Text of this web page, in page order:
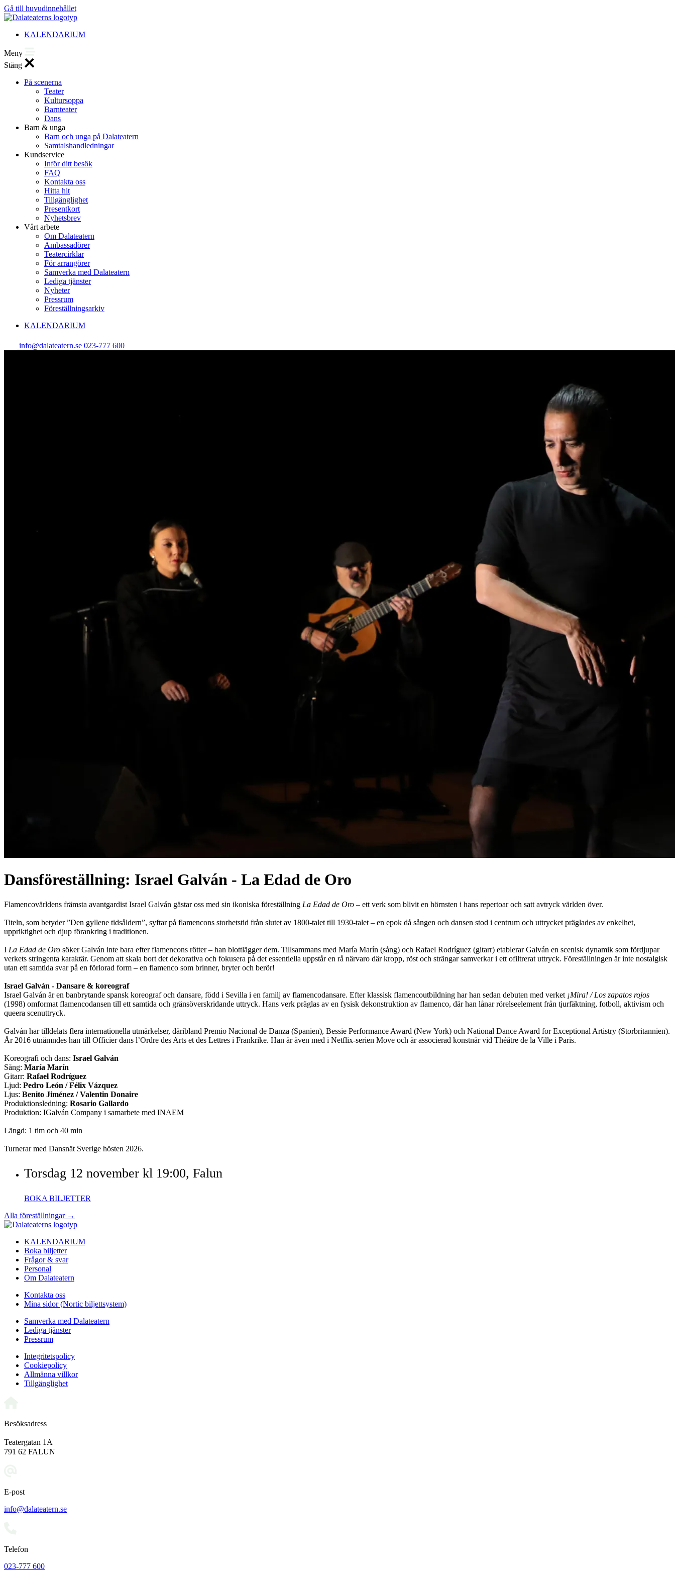
Gå till huvudinnehållet
KALENDARIUM
Meny
Stäng
På scenerna
Teater
Kultursoppa
Barnteater
Dans
Barn & unga
Barn och unga på Dalateatern
Samtalshandledningar
Kundservice
Inför ditt besök
FAQ
Kontakta oss
Hitta hit
Tillgänglighet
Presentkort
Nyhetsbrev
Vårt arbete
Om Dalateatern
Ambassadörer
Teatercirklar
För arrangörer
Samverka med Dalateatern
Lediga tjänster
Nyheter
Pressrum
Föreställningsarkiv
KALENDARIUM
info@dalateatern.se 023-777 600
Dansföreställning: Israel Galván - La Edad de Oro
Flamencovärldens främsta avantgardist Israel Galván gästar oss med sin ikoniska föreställning La Edad de Oro – ett verk som blivit en hörnsten i hans repertoar och satt avtryck världen över.
Titeln, som betyder ”Den gyllene tidsåldern”, syftar på flamencons storhetstid från slutet av 1800-talet till 1930-talet – en epok då sången och dansen stod i centrum och uttrycket präglades av enkelhet,
uppriktighet och djup förankring i traditionen.
I La Edad de Oro söker Galván inte bara efter flamencons rötter – han blottlägger dem. Tillsammans med María Marín (sång) och Rafael Rodríguez (gitarr) etablerar Galván en scenisk dynamik som fördjupar
verkets stringenta karaktär. Genom att skala bort det dekorativa och fokusera på det essentiella uppstår en rå närvaro där kropp, röst och strängar samverkar i ett ofiltrerat uttryck. Föreställningen är inte nostalgisk
utan ett samtida svar på en förlorad form – en flamenco som brinner, bryter och berör!
Israel Galván - Dansare & koreograf
Israel Galván är en banbrytande spansk koreograf och dansare, född i Sevilla i en familj av flamencodansare. Efter klassisk flamencoutbildning har han sedan debuten med verket ¡Mira! / Los zapatos rojos
(1998) omformat flamencodansen till ett samtida och gränsöverskridande uttryck. Hans verk präglas av en fysisk dekonstruktion av flamenco, där han lånar rörelseelement från tjurfäktning, fotboll, aktivism och
queera scenuttryck.
Galván har tilldelats flera internationella utmärkelser, däribland Premio Nacional de Danza (Spanien), Bessie Performance Award (New York) och National Dance Award for Exceptional Artistry (Storbritannien).
År 2016 utnämndes han till Officier dans l’Ordre des Arts et des Lettres i Frankrike. Han är även med i Netflix-serien Move och är associerad konstnär vid Théâtre de la Ville i Paris.
Koreografi och dans: Israel Galván
Sång: María Marín
Gitarr: Rafael Rodríguez
Ljud: Pedro León / Félix Vázquez
Ljus: Benito Jiménez / Valentin Donaire
Produktionsledning: Rosario Gallardo
Produktion: IGalván Company i samarbete med INAEM
Längd: 1 tim och 40 min
Turnerar med Dansnät Sverige hösten 2026.
Torsdag 12 november kl 19:00, Falun
BOKA BILJETTER
Alla föreställningar →
KALENDARIUM
Boka biljetter
Frågor & svar
Personal
Om Dalateatern
Kontakta oss
Mina sidor (Nortic biljettsystem)
Samverka med Dalateatern
Lediga tjänster
Pressrum
Integritetspolicy
Cookiepolicy
Allmänna villkor
Tillgänglighet
Besöksadress
Teatergatan 1A
791 62 FALUN
E-post
info@dalateatern.se
Telefon
023-777 600